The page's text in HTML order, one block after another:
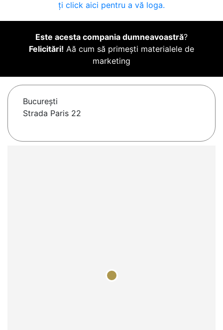
ți click aici pentru a vă loga.
Este acesta compania dumneavoastră?
Felicitări! Aă cum să primești materialele de
marketing
Bucureşti
Strada Paris 22